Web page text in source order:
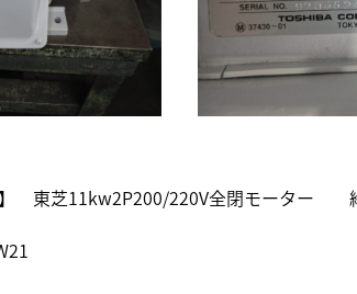
】 東芝11kw2P200/220V全閉モー